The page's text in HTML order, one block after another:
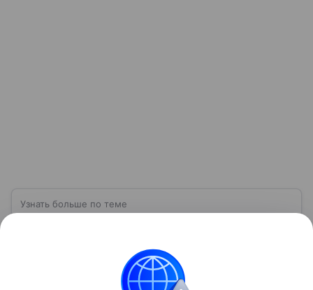
Узнать больше по теме
В глобальном мире перемещение товаров и услуг
из одной страны в другую для продажи — это
прежде всего обмен ресурсами, технологиями и